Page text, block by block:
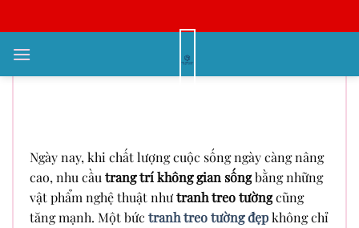
qua
nội
Mua Tranh Treo Tường Ở Đâu Uy
Ngày nay, khi chất lượng cuộc sống ngày càng nâng
cao, nhu cầu trang trí không gian sốngbằng những
vật phẩm nghệ thuật nhưtranh treo tườngcũng
tăng mạnh. Một bức tranh treo tường đẹpkhông chỉ